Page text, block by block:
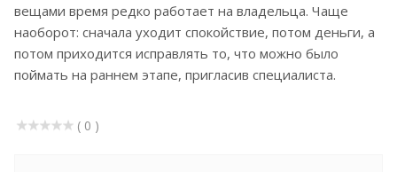
вещами время редко работает на владельца. Чаще
наоборот: сначала уходит спокойствие, потом деньги, а
потом приходится исправлять то, что можно было
поймать на раннем этапе, пригласив специалиста.
( 0 )